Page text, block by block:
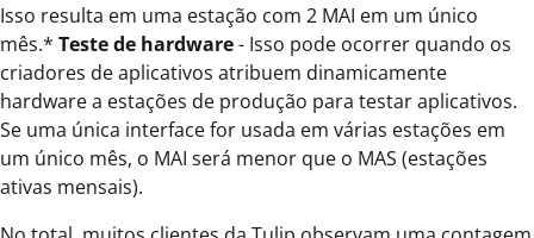
Isso resulta em uma estação com 2 MAI em um único
mês.* Teste de hardware- Isso pode ocorrer quando os
criadores de aplicativos atribuem dinamicamente
hardware a estações de produção para testar aplicativos.
Se uma única interface for usada em várias estações em
um único mês, o MAI será menor que o MAS (estações
ativas mensais).